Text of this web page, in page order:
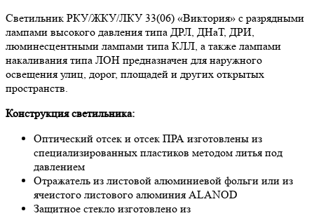
Светильник РКУ/ЖКУ/ЛКУ 33(06) «Виктория» с разрядными
лампами высокого давления типа ДРЛ, ДНаТ, ДРИ,
люминесцентными лампами типа КЛЛ, а также лампами
накаливания типа ЛОН предназначен для наружного
освещения улиц, дорог, площадей и других открытых
пространств.
Конструкция светильника:
Оптический отсек и отсек ПРА изготовлены из
специализированных пластиков методом литья под
давлением
Отражатель из листовой алюминиевой фольги или из
ячеистого листового алюминия ALANOD
Защитное стекло изготовлено из